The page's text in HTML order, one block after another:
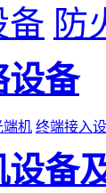
备 防
设备
端机 终端接入
备